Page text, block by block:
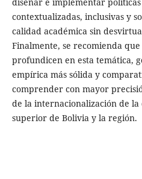
contextualizadas, inclusivas y
calidad académica sin
Finalmente, se recomienda
profundicen en esta temática,
empírica más sólida y
comprender con mayor
de la internacionalización de la
superior de Bolivia y la región.